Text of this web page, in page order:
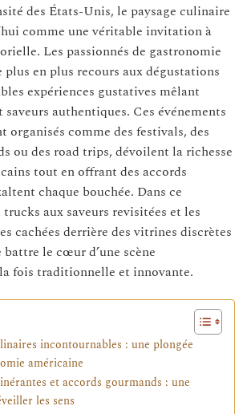
des États-Unis, le paysage culinaire
comme une véritable invitation à
Les passionnés de gastronomie
en plus recours aux dégustations
expériences gustatives mêlant
authentiques. Ces événements
organisés comme des festivals, des
ou des road trips, dévoilent la richesse
tout en offrant des accords
chaque bouchée. Dans ce
aux saveurs revisitées et les
cachées derrière des vitrines discrètes
le cœur d’une scène
fois traditionnelle et innovante.
incontournables : une plongée
américaine
et accords gourmands : une
les sens